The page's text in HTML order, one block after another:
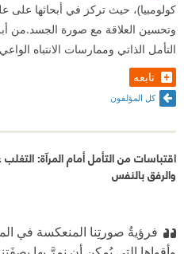
كولومبيا)، حيث تركز في أبحاثها على
وتحسين العلاقة مع صورة الجسد.من أبرز
التأمل الذاتي وممارسات الانتباه
تابعه
كل المؤلفون
اقتباسات من التأمل أمام المرآة:
والرفق بالنفس
فرؤيةُ صورتِنا المنعكسة في